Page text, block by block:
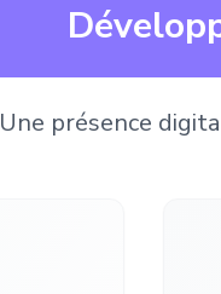
Une présence